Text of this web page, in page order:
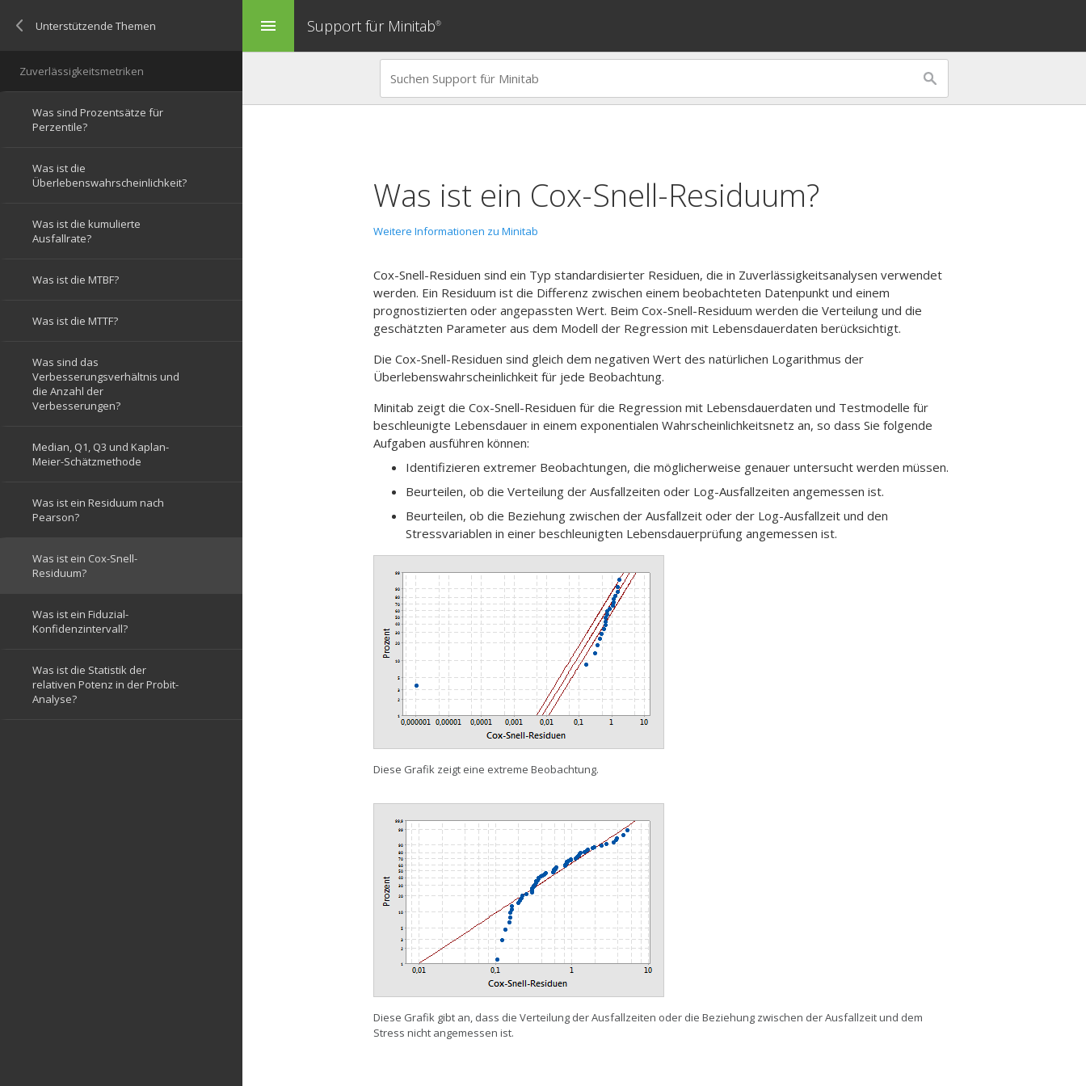
menu Support für Minitab®
Was ist ein Cox-Snell-Residuum?
Weitere Informationen zu Minitab
Cox-Snell-Residuen sind ein Typ standardisierter Residuen, die in Zuverlässigkeitsanalysen verwendet
werden. Ein Residuum ist die Differenz zwischen einem beobachteten Datenpunkt und einem
prognostizierten oder angepassten Wert. Beim Cox-Snell-Residuum werden die Verteilung und die
geschätzten Parameter aus dem Modell der Regression mit Lebensdauerdaten berücksichtigt.
Die Cox-Snell-Residuen sind gleich dem negativen Wert des natürlichen Logarithmus der
Überlebenswahrscheinlichkeit für jede Beobachtung.
Minitab zeigt die Cox-Snell-Residuen für die Regression mit Lebensdauerdaten und Testmodelle für
beschleunigte Lebensdauer in einem exponentialen Wahrscheinlichkeitsnetz an, so dass Sie folgende
Aufgaben ausführen können:
Identifizieren extremer Beobachtungen, die möglicherweise genauer untersucht werden müssen.
Beurteilen, ob die Verteilung der Ausfallzeiten oder Log-Ausfallzeiten angemessen ist.
Beurteilen, ob die Beziehung zwischen der Ausfallzeit oder der Log-Ausfallzeit und den
Stressvariablen in einer beschleunigten Lebensdauerprüfung angemessen ist.
Diese Grafik zeigt eine extreme Beobachtung.
Diese Grafik gibt an, dass die Verteilung der Ausfallzeiten oder die Beziehung zwischen der Ausfallzeit und dem
Stress nicht angemessen ist.